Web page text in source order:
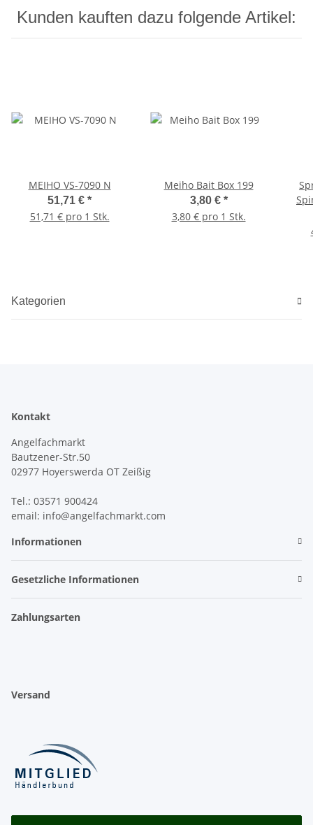
Kunden kauften dazu folgende Artikel:
MEIHO VS-7090 N
51,71 € *
51,71 € pro 1 Stk.
Meiho Bait Box 199
3,80 € *
3,80 € pro 1 Stk.
Kategorien
Kontakt
Angelfachmarkt
Bautzener-Str.50
02977 Hoyerswerda OT Zeißig
Tel.: 03571 900424
email: info@angelfachmarkt.com
Informationen
Gesetzliche Informationen
Zahlungsarten
Versand